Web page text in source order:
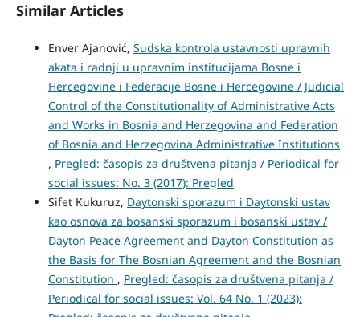
Similar Articles
Enver Ajanović, Sudska kontrola ustavnosti upravnih
akata i radnji u upravnim institucijama Bosne i
Hercegovine i Federacije Bosne i Hercegovine / Judicial
Control of the Constitutionality of Administrative Acts
and Works in Bosnia and Herzegovina and Federation
of Bosnia and Herzegovina Administrative Institutions
, Pregled: časopis za društvena pitanja / Periodical for
social issues: No. 3 (2017): Pregled
Sifet Kukuruz, Daytonski sporazum i Daytonski ustav
kao osnova za bosanski sporazum i bosanski ustav /
Dayton Peace Agreement and Dayton Constitution as
the Basis for The Bosnian Agreement and the Bosnian
Constitution , Pregled: časopis za društvena pitanja /
Periodical for social issues: Vol. 64 No. 1 (2023):